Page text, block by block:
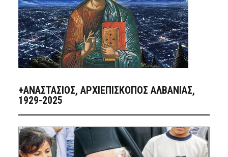
+ΑΝΑΣΤΆΣΙΟΣ, ΑΡΧΙΕΠΊΣΚΟΠΟΣ ΑΛΒΑΝΊΑΣ,
1929-2025